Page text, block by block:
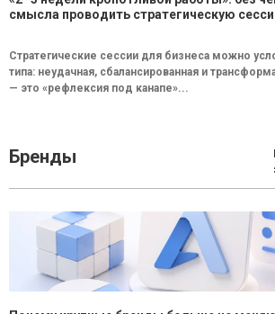
смысла проводить стратегическую
Стратегические сессии для бизнеса можно
типа: неудачная, сбалансированная и
— это «рефлексия под канапе»...
Бренды